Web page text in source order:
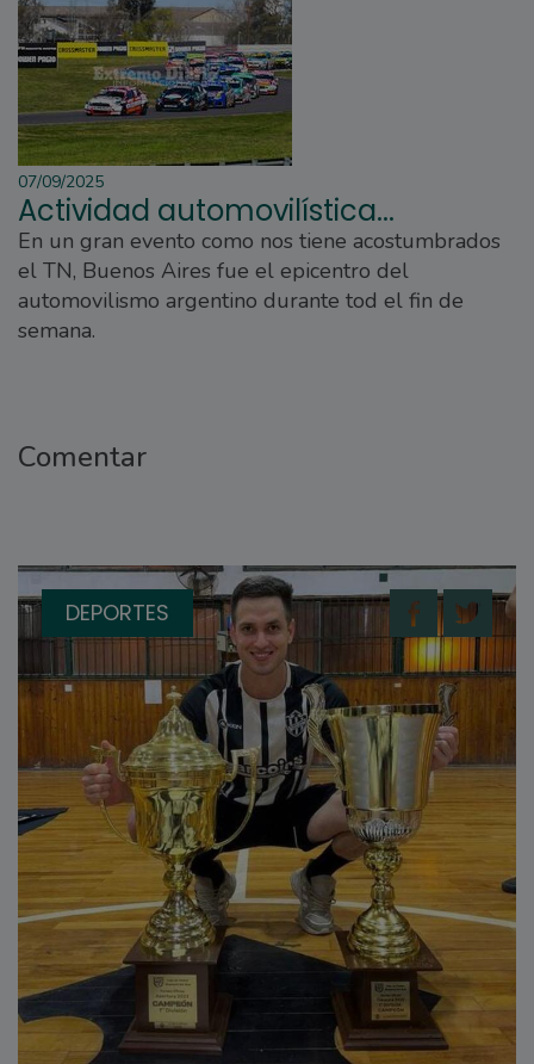
07/09/2025
Actividad automovilística...
En un gran evento como nos tiene acostumbrados
el TN, Buenos Aires fue el epicentro del
automovilismo argentino durante tod el fin de
semana.
Comentar
DEPORTES